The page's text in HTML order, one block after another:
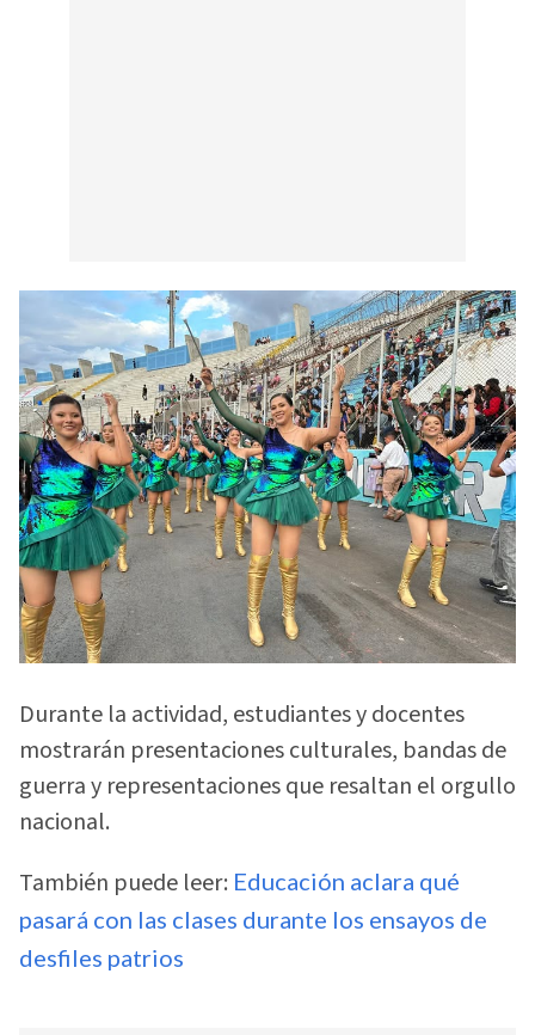
Durante la actividad, estudiantes y docentes
mostrarán presentaciones culturales, bandas de
guerra y representaciones que resaltan el orgullo
nacional.
También puede leer: Educación aclara qué
pasará con las clases durante los ensayos de
desfiles patrios